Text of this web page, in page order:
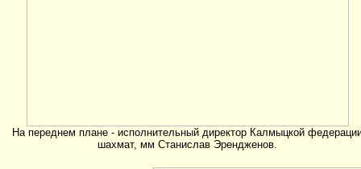
На переднем плане - исполнительный директор Калмыцкой
шахмат, мм Станислав Эрендженов.